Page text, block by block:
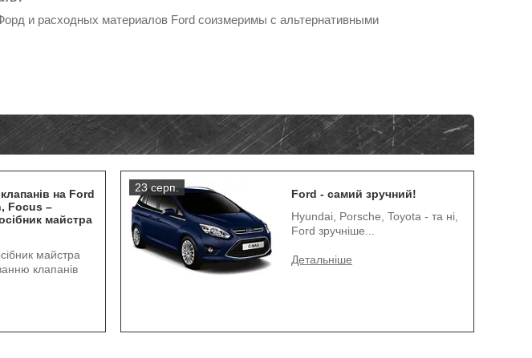
и расходных материалов Ford соизмеримы с альтернативными
на Ford
Focus –
майстра
майстра
клапанів
23 серп.
Ford - самий зручний!
Hyundai, Porsche, Toyota - та ні,
Ford зручніше...